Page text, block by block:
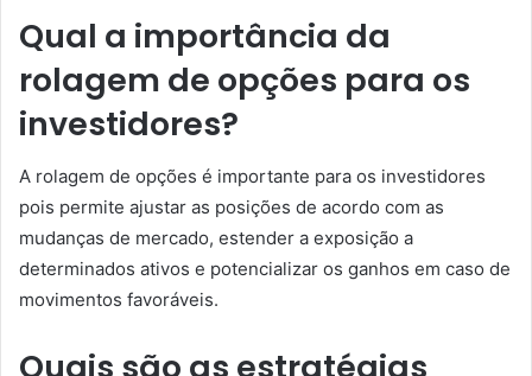
Qual a importância da
rolagem de opções para os
investidores?
A rolagem de opções é importante para os investidores
pois permite ajustar as posições de acordo com as
mudanças de mercado, estender a exposição a
determinados ativos e potencializar os ganhos em caso de
movimentos favoráveis.
Quais são as estratégias